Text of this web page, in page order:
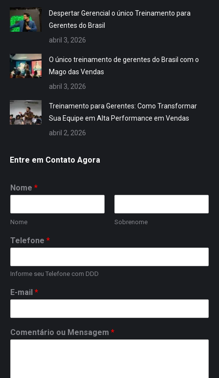
in
new
in
new
in
new
new
newnew
in
in
Despertar Gerencial o único Treinamento para
Gerentes do Brasil
abril 3, 2026
O único treinamento de gerentes do Brasil com o
Mago das Vendas
abril 3, 2026
Treinamento para Gerentes: Como Transformar
Sua Equipe em Alta Performance em Vendas
abril 2, 2026
Entre em Contato Agora
Nome *
Nome Sobrenome
Telefone *
Informe seu Telefone com DDD
E-mail *
Comentário ou Mensagem *